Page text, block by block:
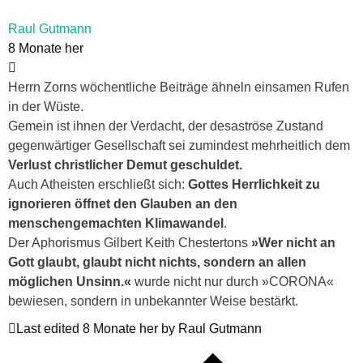
Raul Gutmann
8 Monate her
Herrn Zorns wöchentliche Beiträge ähneln einsamen Rufen
in der Wüste.
Gemein ist ihnen der Verdacht, der desaströse Zustand
gegenwärtiger Gesellschaft sei zumindest mehrheitlich dem
Verlust christlicher Demut geschuldet.
Auch Atheisten erschließt sich: Gottes Herrlichkeit zu
ignorieren öffnet den Glauben an den
menschengemachten Klimawandel .
Der Aphorismus Gilbert Keith Chestertons »Wer nicht an
Gott glaubt, glaubt nicht nichts, sondern an allen
möglichen Unsinn.« wurde nicht nur durch »CORONA«
bewiesen, sondern in unbekannter Weise bestärkt.
Last edited 8 Monate her by Raul Gutmann